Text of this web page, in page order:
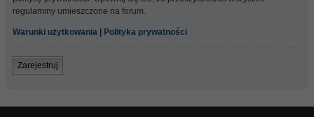
regulaminy umieszczone na forum.
Warunki użytkowania Polityka prywatności
Zarejestruj